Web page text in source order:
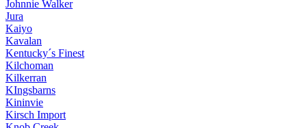
Johnnie Walker
Jura
Kaiyo
Kavalan
Kentucky´s Finest
Kilchoman
Kilkerran
KIngsbarns
Kininvie
Kirsch Import